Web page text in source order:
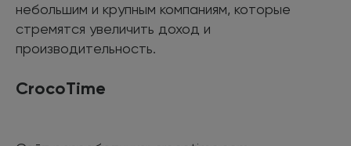
небольшим и крупным компаниям, которые
стремятся увеличить доход и
производительность.
CrocoTime